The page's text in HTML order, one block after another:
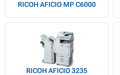
RICOH AFICIO MP C6000
RICOH AFICIO 3235